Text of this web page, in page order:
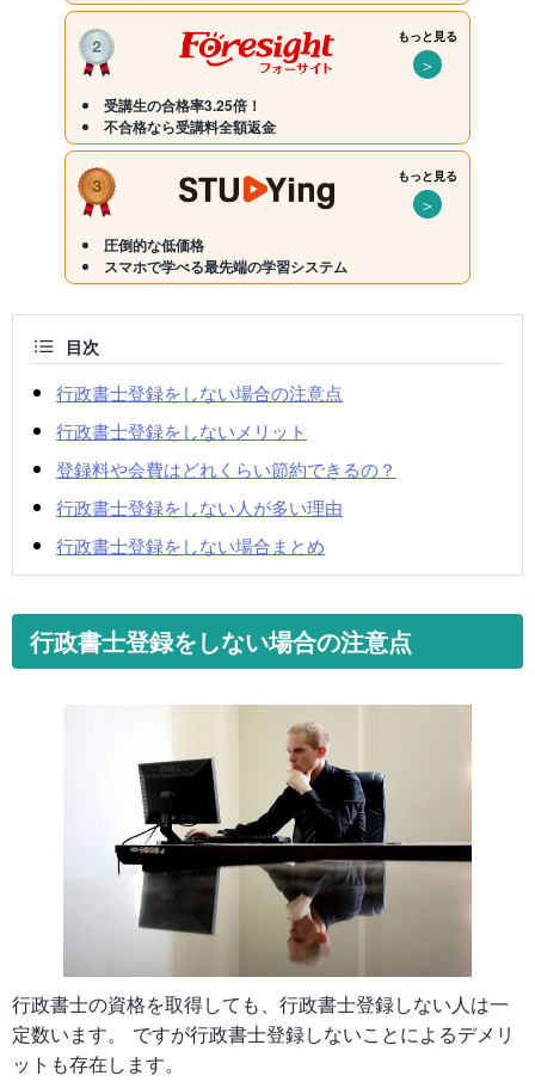
もっと見る
＞
受講生の合格率3.25倍！
不合格なら受講料全額返金
もっと見る
＞
圧倒的な低価格
スマホで学べる最先端の学習システム
目次
行政書士登録をしない場合の注意点
行政書士登録をしないメリット
登録料や会費はどれくらい節約できるの？
行政書士登録をしない人が多い理由
行政書士登録をしない場合まとめ
行政書士登録をしない場合の注意点
行政書士の資格を取得しても、行政書士登録しない人は一
定数います。 ですが行政書士登録しないことによるデメリ
ットも存在します。